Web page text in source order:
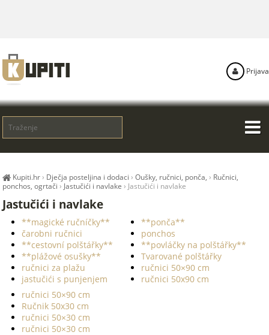
Kupiti.hr› Dječja posteljina i dodaci ›Oušky, ručnici, ponča, › Ručnici,
ponchos, ogrtači › Jastučići i navlake › Jastučići i navlake
Jastučići i navlake
**magické ručníčky**
čarobni ručnici
**cestovní polštářky**
**plážové osušky**
ručnici za plažu
jastučići s punjenjem
**ponča**
ponchos
**povláčky na polštářky**
Tvarované polštářky
ručnici 50×90 cm
ručnici 50x90 cm
ručnici 50×90 cm
Ručnik 50x30 cm
ručnici 50×30 cm
ručnici 50×30 cm
Prijava